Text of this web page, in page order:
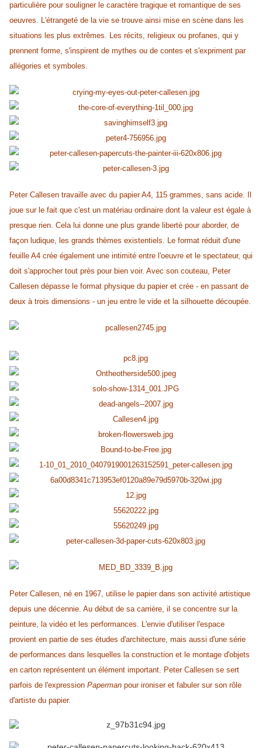
particulière pour souligner le caractère tragique et romantique de ses
oeuvres. L'étrangeté de la vie se trouve ainsi mise en scène dans les
situations les plus extrêmes. Les récits, religieux ou profanes, qui y
prennent forme, s'inspirent de mythes ou de contes et s'expriment par
allégories et symboles.
Peter Callesen travaille avec du papier A4, 115 grammes, sans acide. Il
joue sur le fait que c'est un matériau ordinaire dont la valeur est égale à
presque rien. Cela lui donne une plus grande liberté pour aborder, de
façon ludique, les grands thèmes existentiels. Le format réduit d'une
feuille A4 crée également une intimité entre l'oeuvre et le spectateur, qui
doit s'approcher tout près pour bien voir. Avec son couteau, Peter
Callesen dépasse le format physique du papier et crée - en passant de
deux à trois dimensions - un jeu entre le vide et la silhouette découpée.
Peter Callesen, né en 1967, utilise le papier dans son activité artistique
depuis une décennie. Au début de sa carrière, il se concentre sur la
peinture, la vidéo et les performances. L'envie d'utiliser l'espace
provient en partie de ses études d'architecture, mais aussi d'une série
de performances dans lesquelles la construction et le montage d'objets
en carton représentent un élément important. Peter Callesen se sert
parfois de l'expression Paperman pour ironiser et fabuler sur son rôle
d'artiste du papier.